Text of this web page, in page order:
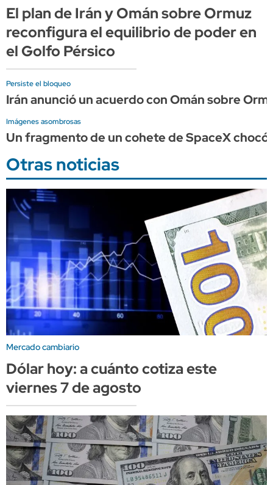
El plan de Irán y Omán sobre Ormuz
reconfigura el equilibrio de poder en
el Golfo Pérsico
Persiste el bloqueo
Irán anunció un acuerdo con Omán sobre
Imágenes asombrosas
Un fragmento de un cohete de SpaceX
Otras noticias
Mercado cambiario
Dólar hoy: a cuánto cotiza este
viernes 7 de agosto